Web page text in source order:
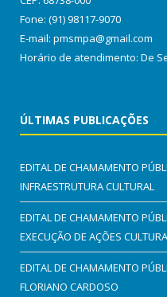
Fone: (91) 98117-9070
E-mail: pmsmpa@gmail.com
Horário de atendimento: De
ÚLTIMAS PUBLICAÇÕES
EDITAL DE CHAMAMENTO
INFRAESTRUTURA CULTURAL
EDITAL DE CHAMAMENTO
EXECUÇÃO DE AÇÕES
EDITAL DE CHAMAMENTO
FLORIANO CARDOSO